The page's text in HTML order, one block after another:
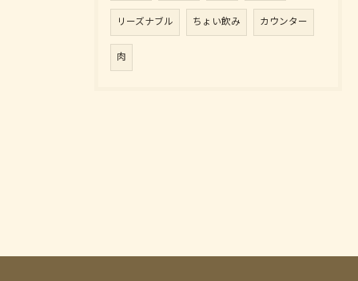
リーズナブル ちょい飲み カウンター
肉